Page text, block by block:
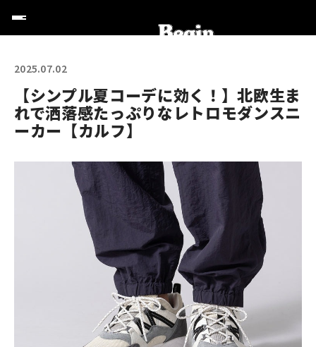
2025.07.02
【シンプル夏コーデに効く！】北欧生ま
れで洒落感たっぷりなレトロモダンスニ
ーカー【カルフ】